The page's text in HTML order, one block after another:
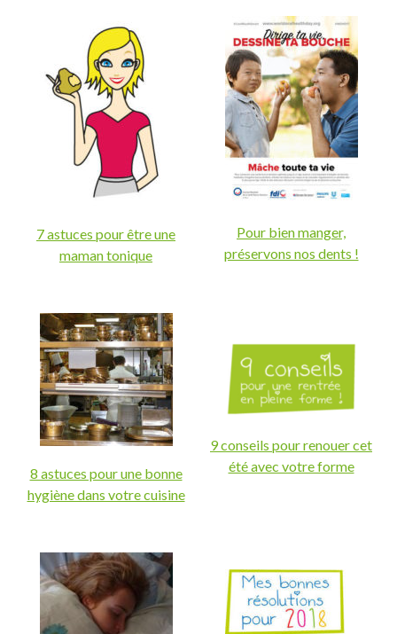
7 astuces pour être une
maman tonique
Pour bien manger,
préservons nos dents !
8 astuces pour une bonne
hygiène dans votre cuisine
9 conseils pour renouer cet
été avec votre forme